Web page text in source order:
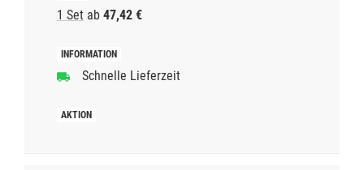
1 Set ab 47,42 €
Schnelle Lieferzeit